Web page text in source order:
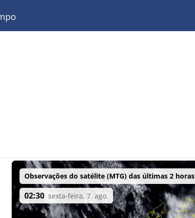
Observações do satélite (MTG) das últimas 2 horas
02:30 sexta-feira, 7. ago.